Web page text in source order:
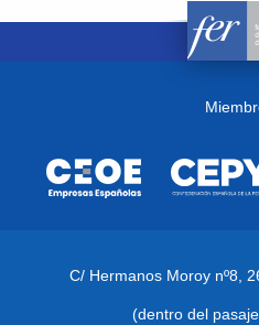
C/ Hermanos Moroy nº8,
(dentro del